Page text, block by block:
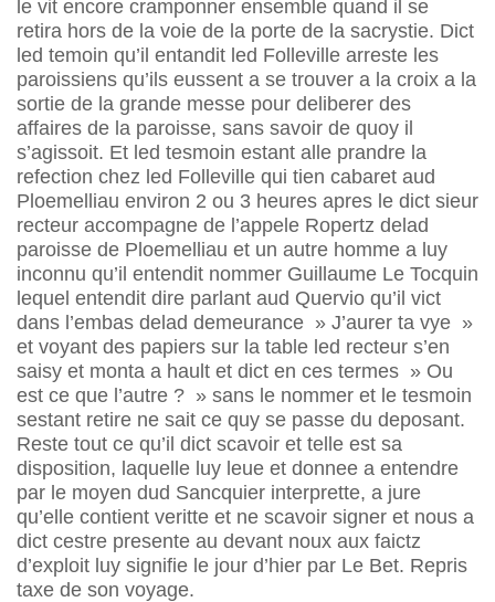
le vit encore cramponner ensemble quand il se
retira hors de la voie de la porte de la sacrystie. Dict
led temoin qu’il entandit led Folleville arreste les
paroissiens qu’ils eussent a se trouver a la croix a la
sortie de la grande messe pour deliberer des
affaires de la paroisse, sans savoir de quoy il
s’agissoit. Et led tesmoin estant alle prandre la
refection chez led Folleville qui tien cabaret aud
Ploemelliau environ 2 ou 3 heures apres le dict sieur
recteur accompagne de l’appele Ropertz delad
paroisse de Ploemelliau et un autre homme a luy
inconnu qu’il entendit nommer Guillaume Le Tocquin
lequel entendit dire parlant aud Quervio qu’il vict
dans l’embas delad demeurance » J’aurer ta vye »
et voyant des papiers sur la table led recteur s’en
saisy et monta a hault et dict en ces termes » Ou
est ce que l’autre ? » sans le nommer et le tesmoin
sestant retire ne sait ce quy se passe du deposant.
Reste tout ce qu’il dict scavoir et telle est sa
disposition, laquelle luy leue et donnee a entendre
par le moyen dud Sancquier interprette, a jure
qu’elle contient veritte et ne scavoir signer et nous a
dict cestre presente au devant noux aux faictz
d’exploit luy signifie le jour d’hier par Le Bet. Repris
taxe de son voyage.